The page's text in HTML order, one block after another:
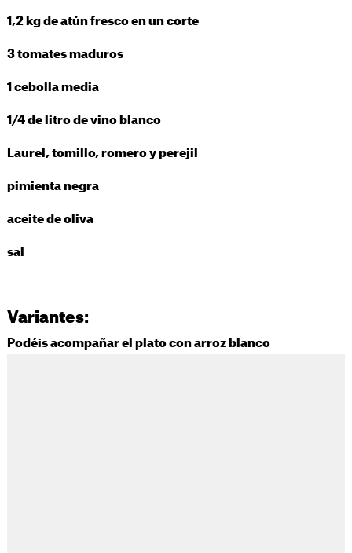
1,2 kg de atún fresco en un corte
3 tomates maduros
1 cebolla media
1/4 de litro de vino blanco
Laurel, tomillo, romero y perejil
pimienta negra
aceite de oliva
sal
Variantes:
Podéis acompañar el plato con arroz blanco